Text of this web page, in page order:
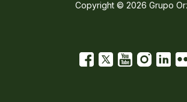
Copyright © 2026 Grupo